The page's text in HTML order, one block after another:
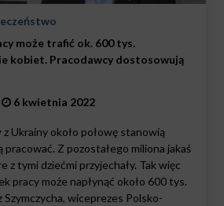
może trafić ok. 600 tys.
kobiet. Pracodawcy dostosowują
6 kwietnia 2022
Ukrainy około połowę stanowią
pracować. Z pozostałego miliona jakaś
z tymi dziećmi przyjechały. Tak więc
pracy może napłynąć około 600 tys.
Szymczycha, wiceprezes Polsko-